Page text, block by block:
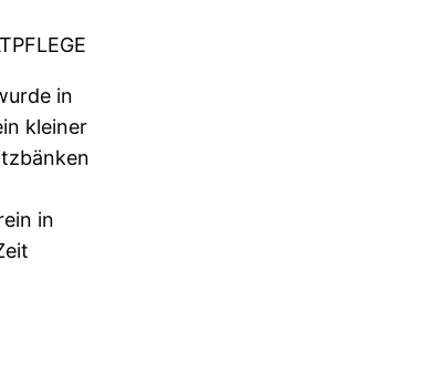
in
kleiner
in